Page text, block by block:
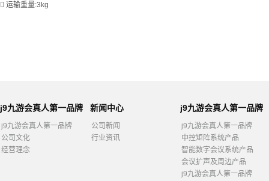
 运输重量:3kg
j9九游会真人第一品牌
j9九游会真人第一品牌
公司文化
经营理念
新闻中心
公司新闻
行业资讯
j9九游会真人第一品牌
j9九游会真人第一品牌
中控矩阵系统产品
智能数字会议系统产品
会议扩声及周边产品
j9九游会真人第一品牌